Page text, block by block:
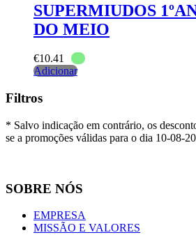
SUPERMIUDOS
DO MEIO
€10.41
Adicionar
Filtros
* Salvo indicação em contrário, os
se a promoções válidas para o dia 10-08-
SOBRE NÓS
EMPRESA
MISSÃO E VALORES